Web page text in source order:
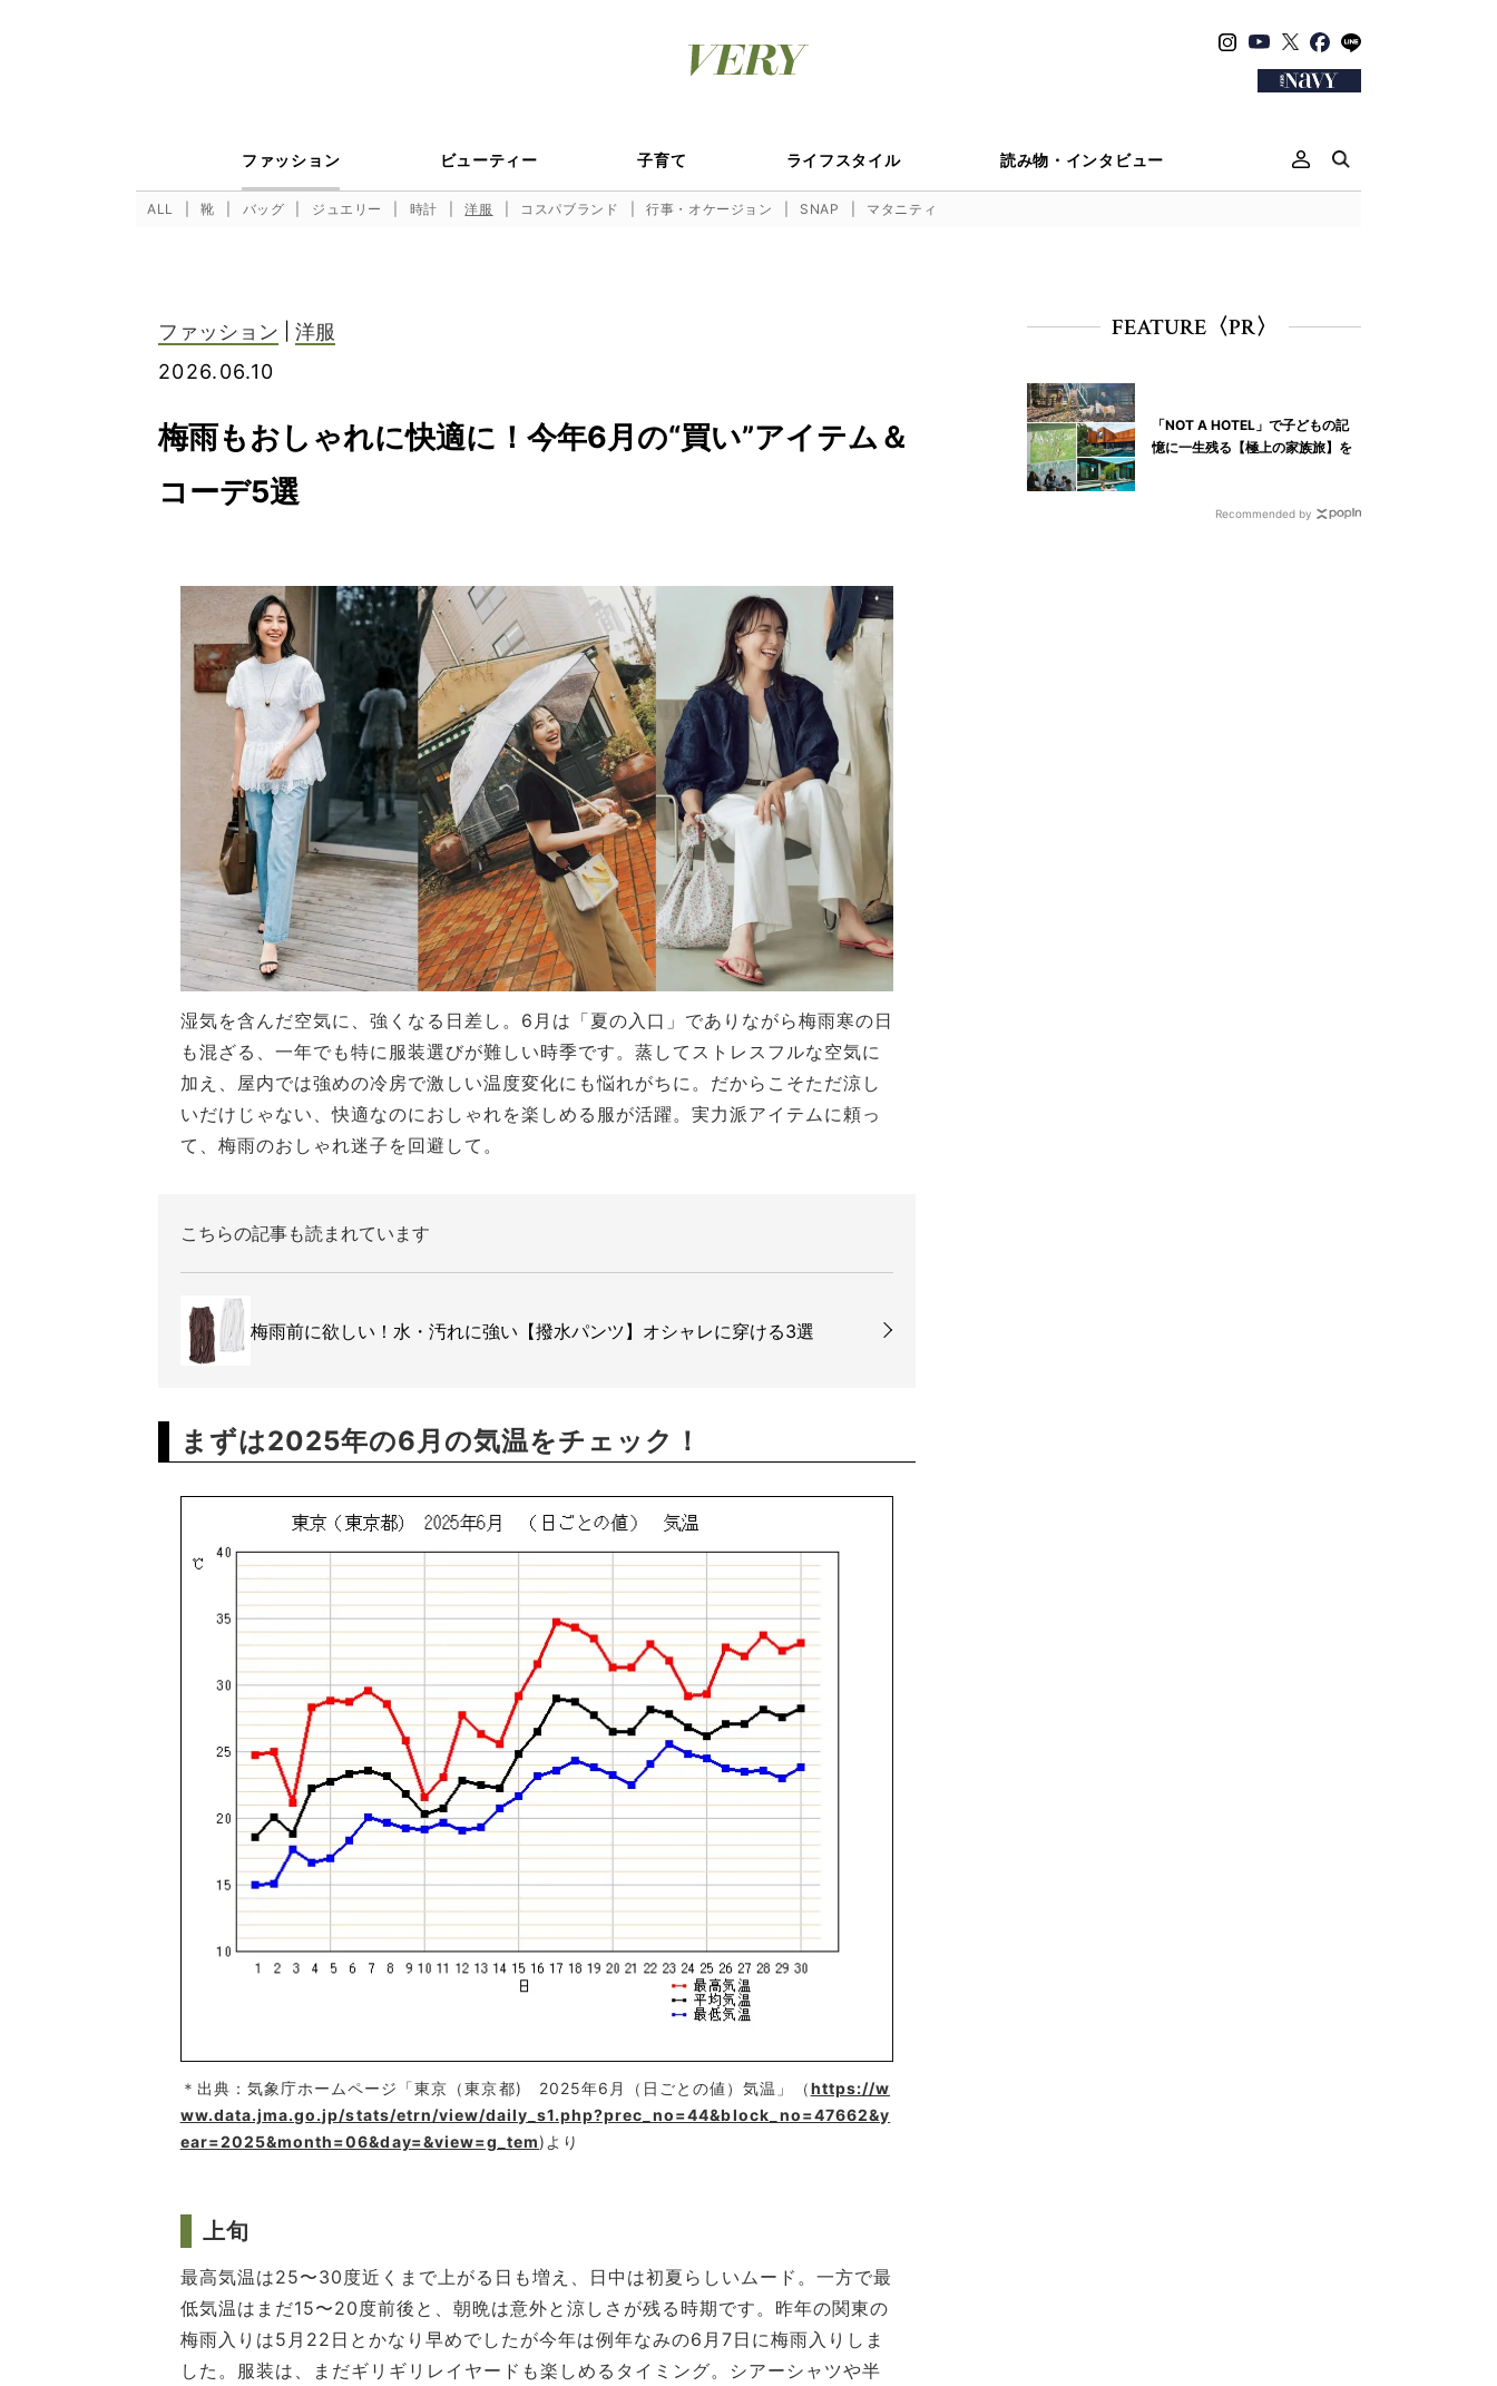
ファッション ビューティー 子育て ライフスタイル 読み物・インタビュー
ALL 靴 バッグ ジュエリー 時計 洋服 コスパブランド 行事・オケージョン SNAP マタニティ
ファッション
洋服
2026.06.10
梅雨もおしゃれに快適に！今年6月の“買い”アイテム＆
コーデ5選
湿気を含んだ空気に、強くなる日差し。6月は「夏の入口」でありながら梅雨寒の日
も混ざる、一年でも特に服装選びが難しい時季です。蒸してストレスフルな空気に
加え、屋内では強めの冷房で激しい温度変化にも悩れがちに。だからこそただ涼し
いだけじゃない、快適なのにおしゃれを楽しめる服が活躍。実力派アイテムに頼っ
て、梅雨のおしゃれ迷子を回避して。
こちらの記事も読まれています
梅雨前に欲しい！水・汚れに強い【撥水パンツ】オシャレに穿ける3選
まずは2025年の6月の気温をチェック！
＊出典：気象庁ホームページ「東京（東京都) 2025年6月（日ごとの値）気温」（https://w
ww.data.jma.go.jp/stats/etrn/view/daily_s1.php?prec_no=44&block_no=47662&y
ear=2025&month=06&day=&view=g_tem)より
上旬
最高気温は25〜30度近くまで上がる日も増え、日中は初夏らしいムード。一方で最
低気温はまだ15〜20度前後と、朝晩は意外と涼しさが残る時期です。昨年の関東の
梅雨入りは5月22日とかなり早めでしたが今年は例年なみの6月7日に梅雨入りしま
した。服装は、まだギリギリレイヤードも楽しめるタイミング。シアーシャツや半
FEATURE〈PR〉
「NOT A HOTEL」で子どもの記
憶に一生残る【極上の家族旅】を
Recommended by